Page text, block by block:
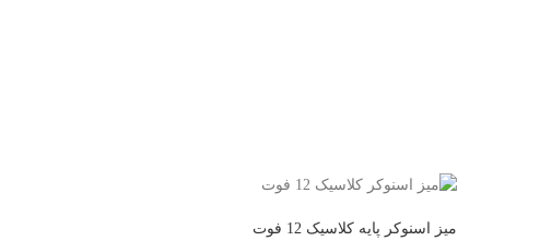
میز اسنوکر پایه کلاسیک 12 فوت